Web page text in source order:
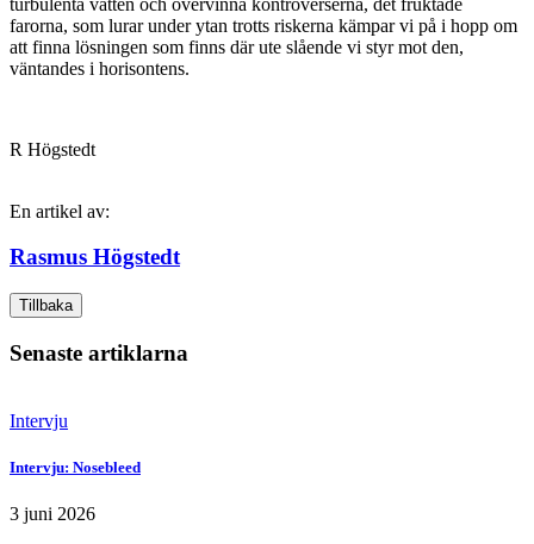
farorna, som lurar under ytan trotts riskerna kämpar vi på i hopp om
att finna lösningen som finns där ute slående vi styr mot den,
väntandes i horisontens.
R Högstedt
En artikel av:
Rasmus Högstedt
Tillbaka
Senaste artiklarna
Intervju
Intervju: Nosebleed
3 juni 2026